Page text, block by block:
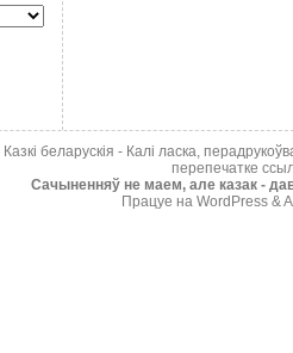
Казкі беларускія - Калі ласка,
перепечатке
Cачыненняў не маем, але казак -
Працуе на WordPress &